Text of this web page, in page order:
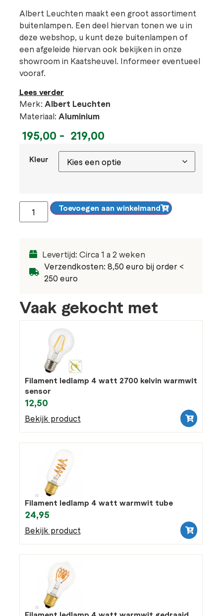
Albert Leuchten maakt een groot assortiment
buitenlampen. Een deel hiervan tonen we u in
deze webshop, u kunt deze buitenlampen of
een afgeleide hiervan ook bekijken in onze
showroom in Kaatsheuvel. Informeer eventueel
vooraf.
Lees verder
Merk: Albert Leuchten
Materiaal: Aluminium
195,00 - 219,00
Kleur
Toevoegen aan winkelmand
Levertijd: Circa 1 a 2 weken
Verzendkosten: 8,50 euro bij order <
250 euro
Vaak gekocht met
Filament ledlamp 4 watt 2700 kelvin warmwit
sensor
12,50
Bekijk product
Filament ledlamp 4 watt warmwit tube
24,95
Bekijk product